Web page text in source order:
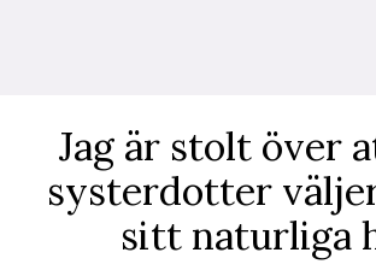
Jag är stolt över
systerdotter
sitt naturliga